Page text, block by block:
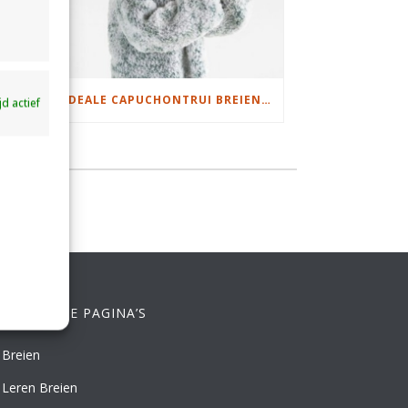
actief
DAMESJAS BREIEN VAN HEERLIJK ZACHT GAREN IDEALE CAPUCHONTRUI BREIEN VOOR THUIS OP DE BANK
PAGINA’S
Breien
Leren Breien